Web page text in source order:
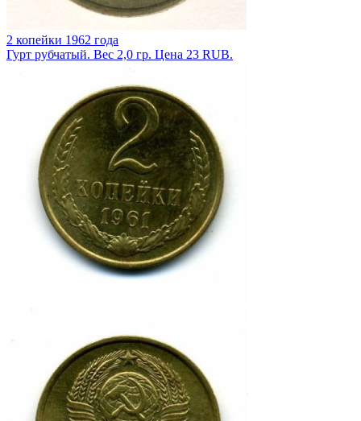
2 копейки 1962 года
Гурт рубчатый. Вес 2,0 гр. Цена 23 RUB.